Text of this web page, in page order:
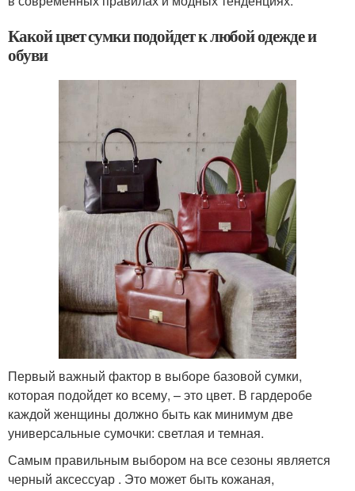
Какой цвет сумки подойдет к любой одежде и
обуви
Первый важный фактор в выборе базовой сумки,
которая подойдет ко всему, – это цвет. В гардеробе
каждой женщины должно быть как минимум две
универсальные сумочки: светлая и темная.
Самым правильным выбором на все сезоны является
черный аксессуар . Это может быть кожаная,